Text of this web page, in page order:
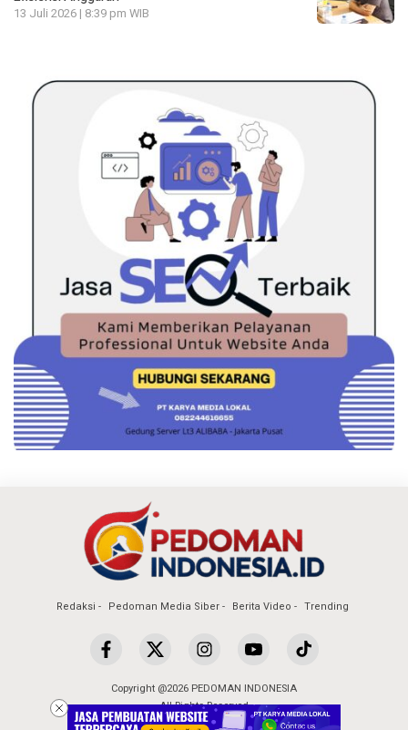
13 Juli 2026 | 8:39 pm WIB
Redaksi Pedoman Media Siber Berita Video Trending
Copyright @2026 PEDOMAN INDONESIA
All Rights Reserved